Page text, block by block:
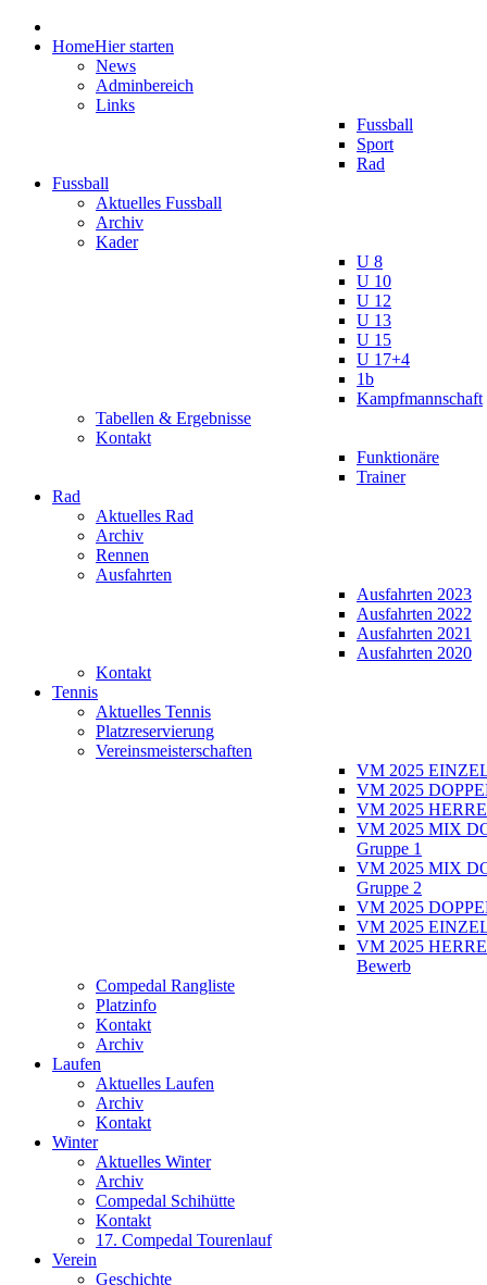
HomeHier starten
News
Adminbereich
Links
Fussball
Sport
Rad
Fussball
Aktuelles Fussball
Archiv
Kader
U 8
U 10
U 12
U 13
U 15
U 17+4
1b
Kampfmannschaft
Tabellen & Ergebnisse
Kontakt
Funktionäre
Trainer
Rad
Aktuelles Rad
Archiv
Rennen
Ausfahrten
Ausfahrten 2023
Ausfahrten 2022
Ausfahrten 2021
Ausfahrten 2020
Kontakt
Tennis
Aktuelles Tennis
Platzreservierung
Vereinsmeisterschaften
VM 2025
VM 2025
VM 2025
VM 2025 MIX
Gruppe 1
VM 2025 MIX
Gruppe 2
VM 2025
VM 2025
VM 2025
Bewerb
Compedal Rangliste
Platzinfo
Kontakt
Archiv
Laufen
Aktuelles Laufen
Archiv
Kontakt
Winter
Aktuelles Winter
Archiv
Compedal Schihütte
Kontakt
17. Compedal Tourenlauf
Verein
Geschichte